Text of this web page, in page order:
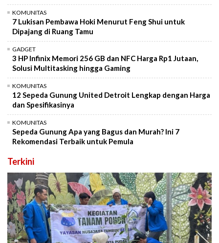
KOMUNITAS
7 Lukisan Pembawa Hoki Menurut Feng Shui untuk
Dipajang di Ruang Tamu
GADGET
3 HP Infinix Memori 256 GB dan NFC Harga Rp1 Jutaan,
Solusi Multitasking hingga Gaming
KOMUNITAS
12 Sepeda Gunung United Detroit Lengkap dengan Harga
dan Spesifikasinya
KOMUNITAS
Sepeda Gunung Apa yang Bagus dan Murah? Ini 7
Rekomendasi Terbaik untuk Pemula
Terkini